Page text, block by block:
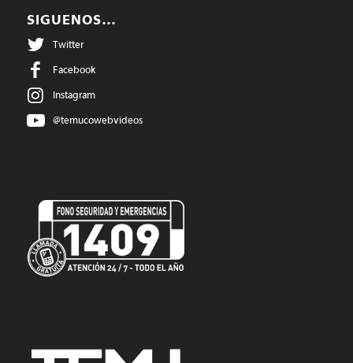
SIGUENOS…
Twitter
Facebook
Instagram
@temucowebvideos